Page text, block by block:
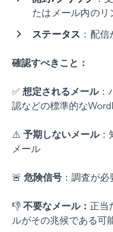
たはメール内の
ステータス ：配
確認すべきこと：
✅ 想定されるメール：
認などの標準的な
⚠️ 予期しないメール：
メール
🚨 危険信号 ：調査が
👎 不要なメール： 正当
ルがその兆候である可